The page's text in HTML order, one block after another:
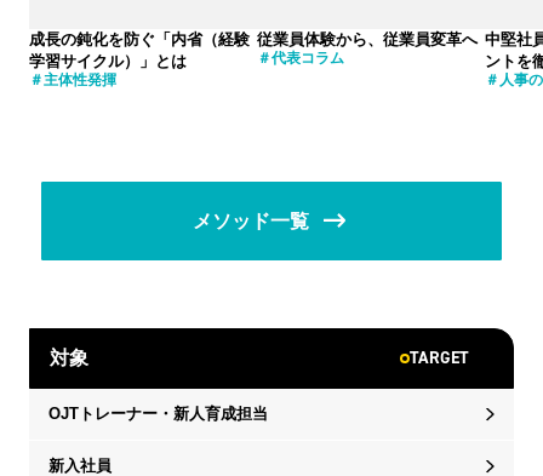
成長の鈍化を防ぐ「内省（経験
学習サイクル）」とは
主体性発揮
従業員体験から、従業員変革へ
代表コラム
中堅社
ントを
人事
メソッド一覧
対象 TARGET
OJTトレーナー・新人育成担当
新入社員